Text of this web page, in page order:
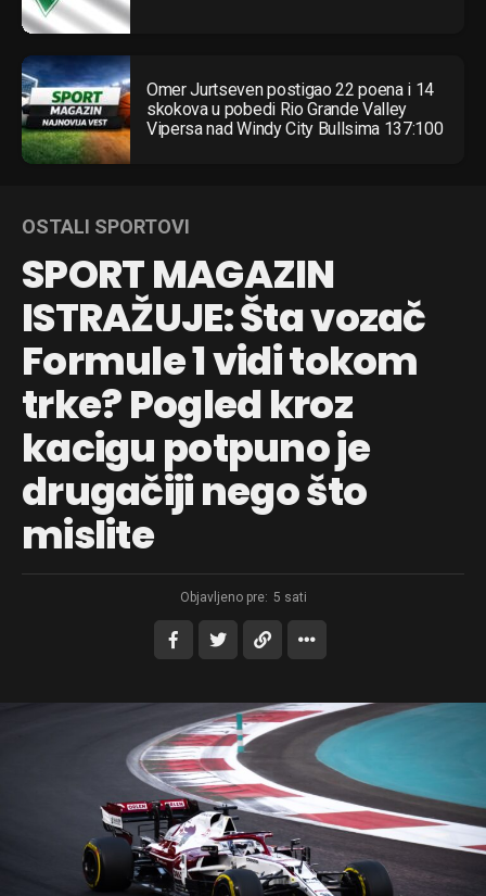
Omer Jurtseven postigao 22 poena i 14
skokova u pobedi Rio Grande Valley
Vipersa nad Windy City Bullsima 137:100
OSTALI SPORTOVI
SPORT MAGAZIN
ISTRAŽUJE: Šta vozač
Formule 1 vidi tokom
trke? Pogled kroz
kacigu potpuno je
drugačiji nego što
mislite
Objavljeno pre: 5 sati